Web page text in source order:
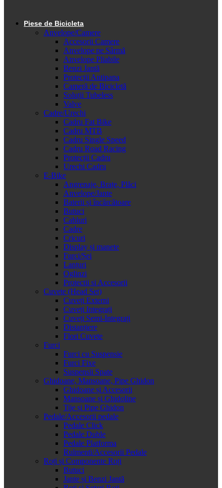
Piese de Bicicleta
Anvelope/Camere
Accesorii Camere
Anvelope pe Sârmă
Anvelope Pliabile
Benzi Jantă
Protecții Antipana
Cameră de Bicicletă
Soluții Tubeless
Valve
Cadre/Urechi
Cadru Fat Bike
Cadru MTB
Cadru Single Speed
Cadru Road Racing
Protecții Cadru
Urechi Cadru
E-Bike
Angrenaje, Brațe, Plăci
Anvelope/Jante
Baterii și încărcătoare
Butuci
Cabluri
Cadre
Cricuri
Display și manete
Furci/Șei
Lanțuri
Oglinzi
Protectii si Accesorii
Cuvete (Head Set)
Cuveți Externi
Cuveți Integrați
Cuveți Semi-Integrați
Distanțiere
Flori Cuvete
Furci
Furci cu Suspensie
Furci Fixe
Suspensii Spate
Ghidoane, Mansoane, Pipe Ghidon
Ghidoane și Accesorii
Mansoane și Ghidoline
Tije și Pipe Ghidon
Pedale/Accesorii pedale
Pedale Click
Pedale Duble
Pedale Platforma
Rulmenti/Accesorii Pedale
Roți și Componente Roți
Butuci
Jante și Benzi Jantă